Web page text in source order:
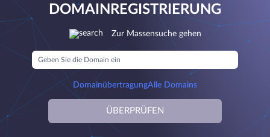
DOMAINREGISTRIERUNG
Zur Massensuche gehen
DomainübertragungAlle Domains
ÜBERPRÜFEN